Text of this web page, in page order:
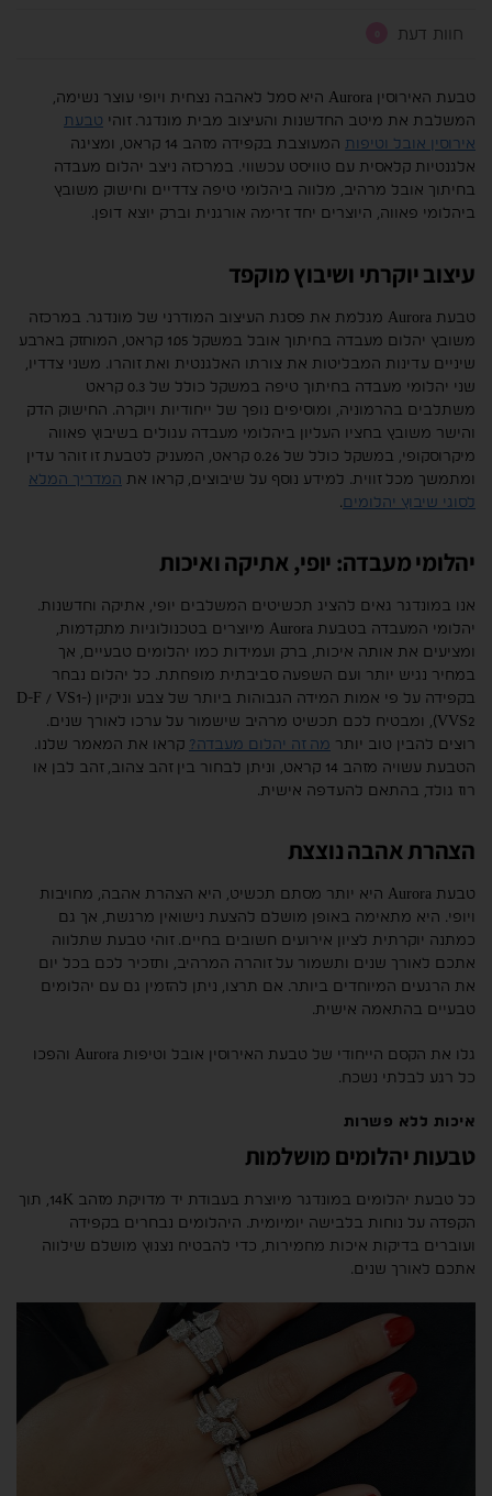
חוות דעת
טבעת האירוסין Aurora היא סמל לאהבה נצחית ויופי עוצר נשימה,
המשלבת את מיטב החדשנות והעיצוב מבית מונדגר. זוהי טבעת
אירוסין אובל וטיפות
המעוצבת בקפידה מזהב 14 קראט, ומציגה
אלגנטיות קלאסית עם טוויסט עכשווי. במרכזה ניצב יהלום מעבדה
בחיתוך אובל מרהיב, מלווה ביהלומי טיפה צדדיים וחישוק משובץ
ביהלומי פאווה, היוצרים יחד זרימה אורגנית וברק יוצא דופן.
עיצוב יוקרתי ושיבוץ מוקפד
טבעת Aurora מגלמת את פסגת העיצוב המודרני של מונדגר. במרכזה
משובץ יהלום מעבדה בחיתוך אובל במשקל 1.05 קראט, המוחזק בארבע
שיניים עדינות המבליטות את צורתו האלגנטית ואת זוהרו. משני צדדיו,
שני יהלומי מעבדה בחיתוך טיפה במשקל כולל של 0.3 קראט
משתלבים בהרמוניה, ומוסיפים נופך של ייחודיות ויוקרה. החישוק הדק
והישר משובץ בחציו העליון ביהלומי מעבדה עגולים בשיבוץ פאווה
מיקרוסקופי, במשקל כולל של 0.26 קראט, המעניק לטבעת זו זוהר עדין
ומתמשך מכל זווית. למידע נוסף על שיבוצים, קראו את המדריך המלא
לסוגי שיבוץ יהלומים
יהלומי מעבדה: יופי, אתיקה ואיכות
אנו במונדגר גאים להציג תכשיטים המשלבים יופי, אתיקה וחדשנות.
יהלומי המעבדה בטבעת Aurora מיוצרים בטכנולוגיות מתקדמות,
ומציעים את אותה איכות, ברק ועמידות כמו יהלומים טבעיים, אך
במחיר נגיש יותר ועם השפעה סביבתית מופחתת. כל יהלום נבחר
בקפידה על פי אמות המידה הגבוהות ביותר של צבע וניקיון (D-F / VS1-
VVS2), ומבטיח לכם תכשיט מרהיב שישמור על ערכו לאורך שנים.
רוצים להבין טוב יותר מה זה יהלום מעבדה? קראו את המאמר שלנו.
הטבעת עשויה מזהב 14 קראט, וניתן לבחור בין זהב צהוב, זהב לבן או
רוז גולד, בהתאם להעדפה אישית.
הצהרת אהבה נוצצת
טבעת Aurora היא יותר מסתם תכשיט, היא הצהרת אהבה, מחויבות
ויופי. היא מתאימה באופן מושלם להצעת נישואין מרגשת, אך גם
כמתנה יוקרתית לציון אירועים חשובים בחיים. זוהי טבעת שתלווה
אתכם לאורך שנים ותשמור על זוהרה המרהיב, ותזכיר לכם בכל יום
את הרגעים המיוחדים ביותר. אם תרצו, ניתן להזמין גם עם יהלומים
טבעיים בהתאמה אישית.
גלו את הקסם הייחודי של טבעת האירוסין אובל וטיפות Aurora והפכו
כל רגע לבלתי נשכח.
איכות ללא פשרות
טבעות יהלומים מושלמות
כל טבעת יהלומים במונדגר מיוצרת בעבודת יד מדויקת מזהב 14K, תוך
הקפדה על נוחות בלבישה יומיומית. היהלומים נבחרים בקפידה
ועוברים בדיקות איכות מחמירות, כדי להבטיח נצנוץ מושלם שילווה
אתכם לאורך שנים.